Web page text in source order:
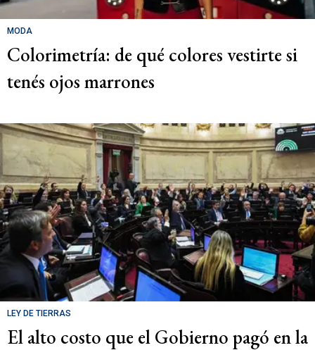
MODA
Colorimetría: de qué colores vestirte si
tenés ojos marrones
LEY DE TIERRAS
El alto costo que el Gobierno pagó en la